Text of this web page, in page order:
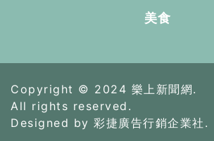
美食
Copyright © 2024 樂上新聞網.
All rights reserved.
Designed by 彩捷廣告行銷企業社.